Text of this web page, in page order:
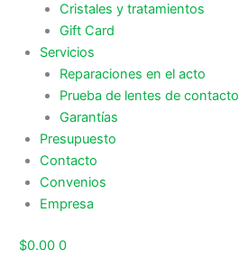
Cristales y tratamientos
Gift Card
Servicios
Reparaciones en el acto
Prueba de lentes de contacto
Garantías
Presupuesto
Contacto
Convenios
Empresa
$0.00 0